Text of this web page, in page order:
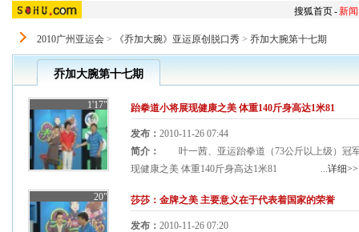
搜狐首页-新闻
2010广州亚运会 > 《乔加大腕》亚运原创脱口秀 > 乔加大腕第十七期
乔加大腕第十七期
1'17" 跆拳道小将展现健康之美 体重140斤身高达1米81
发布： 2010-11-26 07:44
简介：
叶一茜、亚运跆拳道（73公斤以上级）冠
现健康之美 体重140斤身高达1米81 ...详细>>
20" 莎莎：金牌之美 主要意义在于代表着国家的荣誉
发布： 2010-11-26 07:20